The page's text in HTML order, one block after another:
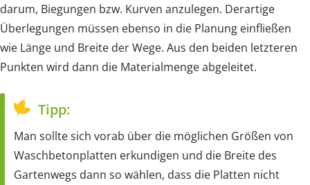
darum, Biegungen bzw. Kurven anzulegen. Derartige
Überlegungen müssen ebenso in die Planung einfließen
wie Länge und Breite der Wege. Aus den beiden letzteren
Punkten wird dann die Materialmenge abgeleitet.
Tipp:
Man sollte sich vorab über die möglichen Größen von
Waschbetonplatten erkundigen und die Breite des
Gartenwegs dann so wählen, dass die Platten nicht